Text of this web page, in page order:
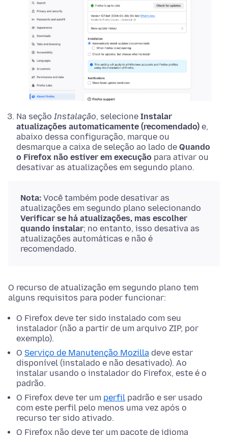
Na seção Instalação, selecione Instalar
atualizações automaticamente (recomendado) e,
abaixo dessa configuração, marque ou
desmarque a caixa de seleção ao lado de Quando
o Firefox não estiver em execução para ativar ou
desativar as atualizações em segundo plano.
Nota: Você também pode desativar as
atualizações em segundo plano selecionando
Verificar se há atualizações, mas escolher
quando instalar; no entanto, isso desativa as
atualizações automáticas e não é
recomendado.
O recurso de atualização em segundo plano tem
alguns requisitos para poder funcionar:
O Firefox deve ter sido instalado com seu
instalador (não a partir de um arquivo ZIP, por
exemplo).
O Serviço de Manutenção Mozilla deve estar
disponível (instalado e não desativado). Ao
instalar usando o instalador do Firefox, este é o
padrão.
O Firefox deve ter um perfil padrão e ser usado
com este perfil pelo menos uma vez após o
recurso ter sido ativado.
O Firefox não deve ter um pacote de idioma